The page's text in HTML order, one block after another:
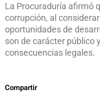
La Procuraduría afirmó
corrupción, al
oportunidades de
son de carácter público
consecuencias legales.
Compartir